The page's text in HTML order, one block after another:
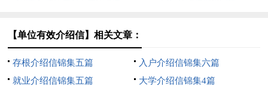
【单位有效介绍信】相关文章：
存根介绍信锦集五篇
入户介绍信锦集六篇
就业介绍信锦集五篇
大学介绍信锦集4篇